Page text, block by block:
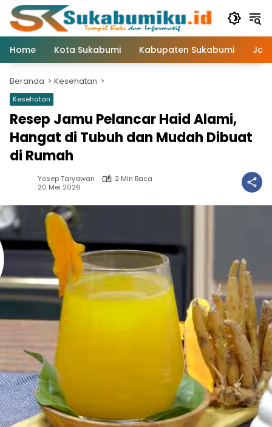
Langsung
konten
Home
Kota Sukabumi Kabupaten Sukabumi
Beranda Kesehatan
Kesehatan
Resep Jamu Pelancar Haid Alami,
Hangat di Tubuh dan Mudah Dibuat
di Rumah
Yosep Taryawan
2 Min Baca
20 Mei 2026